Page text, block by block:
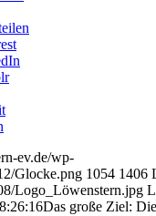
ev.de/wp-
Glocke.png 1054 1406
Logo_Löwenstern.jpg
Das große Ziel: